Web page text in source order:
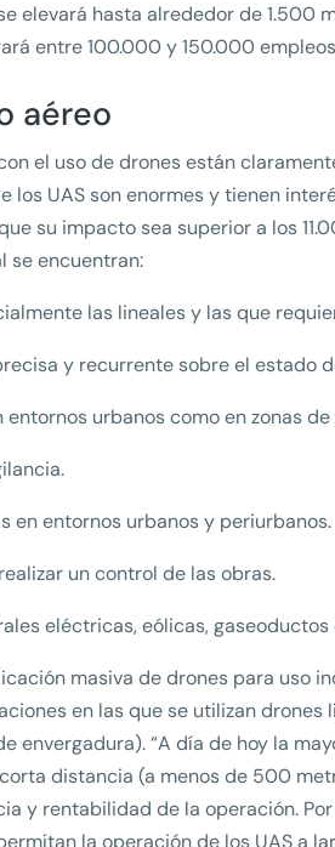
elevará hasta alrededor de 1.500
entre 100.000 y 150.000
aéreo
el uso de drones están
los UAS son enormes y tienen
su impacto sea superior a los
se encuentran:
las lineales y las que
y recurrente sobre el estado
urbanos como en zonas
en entornos urbanos y periurbanos.
un control de las obras.
eléctricas, eólicas,
masiva de drones para uso
en las que se utilizan drones
envergadura). “A día de hoy la
distancia (a menos de 500
y rentabilidad de la operación.